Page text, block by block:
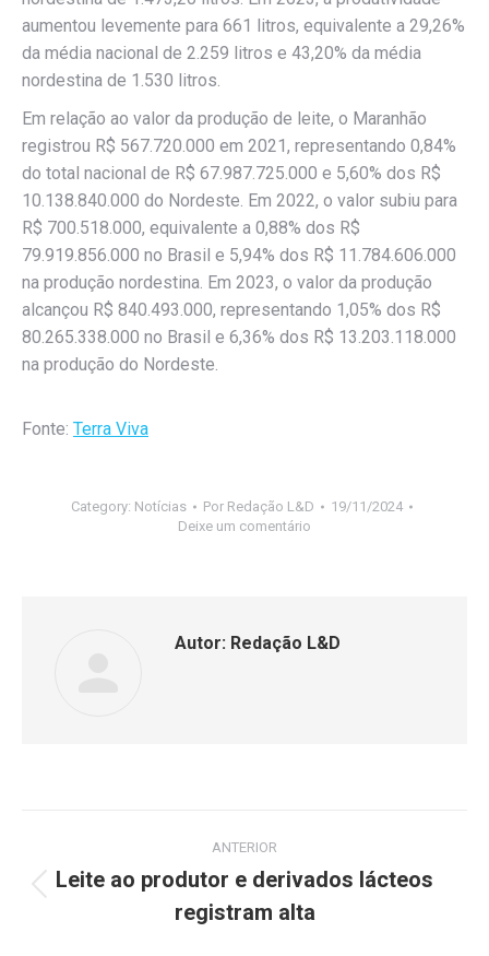
aumentou levemente para 661 litros, equivalente a 29,26%
da média nacional de 2.259 litros e 43,20% da média
nordestina de 1.530 litros.
Em relação ao valor da produção de leite, o Maranhão
registrou R$ 567.720.000 em 2021, representando 0,84%
do total nacional de R$ 67.987.725.000 e 5,60% dos R$
10.138.840.000 do Nordeste. Em 2022, o valor subiu para
R$ 700.518.000, equivalente a 0,88% dos R$
79.919.856.000 no Brasil e 5,94% dos R$ 11.784.606.000
na produção nordestina. Em 2023, o valor da produção
alcançou R$ 840.493.000, representando 1,05% dos R$
80.265.338.000 no Brasil e 6,36% dos R$ 13.203.118.000
na produção do Nordeste.
Fonte: Terra Viva
Category: Notícias Por Redação L&D
19/11/2024
Deixe um comentário
Autor: Redação L&D
ANTERIOR
Leite ao produtor e derivados lácteos
registram alta